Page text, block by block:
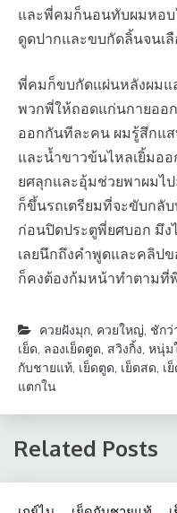
และพี่คมก็นอนทับผมหอบ
ดูดปากและขบกัดลิ้นจนเ
พี่คมก็ขบกัดแผ่นหลังผมแ
พวกพี่ให้ถอดแก่นกายออ
ออกกันทีละคน ผมรู้สึกแ
และน้ำขาวข้นไหลเยิ้มอ
ยศลุกและอุ้มช่วยพาผมไ
ก็ขึ้นรถเตรียมที่จะขับกลั
ก่อนปิดประตูพี่ยศบอก มึง
เลยนึกถึงคำพูดและคลิป
ก็คงต้องก้มหน้าทำตามที่
ควยฝังมุก, ควยใหญ่, ชักว่
เย็ด, ลองเย็ดตูด, สวิงกิ้ง, หนุ่ม
กับชายแท้, เย็ดตูด, เย็ดสด, เ
แตกใน
Related Posts